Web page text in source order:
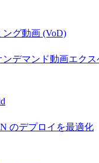
ング動画 (VoD)
ンデマンド動画エクス
のデプロイを最適化